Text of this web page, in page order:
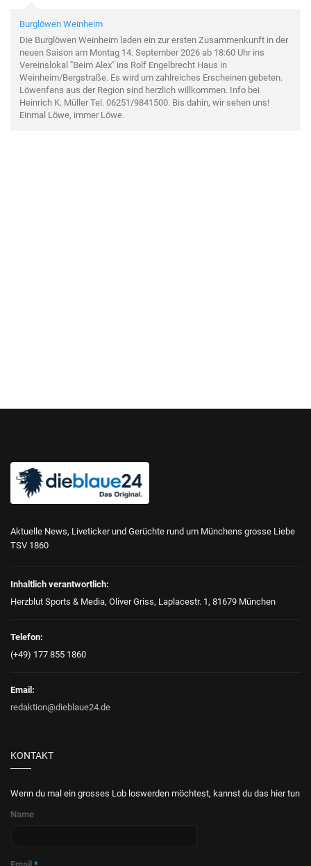
Burglöwen Weinheim
Die Burglöwen Weinheim laden ein zur ersten Zusammenkunft in der
neuen Saison am Montag 14. September 2026 ab 18:60 Uhr ins
Vereinslokal "Beim Alex" ins Rolf Engelbrecht Haus in
Weinheim/Bergstraße. Es wird um zahlreiches Erscheinen gebeten.
Löwenfans aus der Region sind herzlich willkommen. Info bei
Heinrich K. Müller Tel. 06251/9841500. Bis dahin, wir sehen uns!
Einmal Löwe, immer Löwe.
Aktuelle News, Liveticker und Gerüchte rund um Münchens grosse Liebe
TSV 1860
Inhaltlich verantwortlich:
Herzblut Sports & Media, Oliver Griss, Laplacestr. 1, 81679 München
Telefon:
(+49) 177 855 1860
Email:
redaktion@dieblaue24.de
KONTAKT
Wenn du mal ein grosses Lob loswerden möchtest, kannst du das hier tun
Name